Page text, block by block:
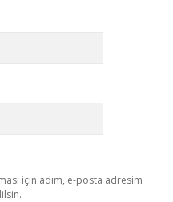
için adım, e-posta adresim